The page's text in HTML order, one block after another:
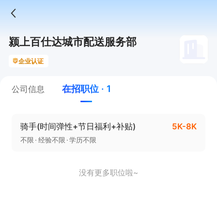
颍上百仕达城市配送服务部
企业认证
公司信息 在招职位 · 1
骑手(时间弹性+节日福利+补贴) 5K-8K
不限 经验不限 学历不限
没有更多职位啦~